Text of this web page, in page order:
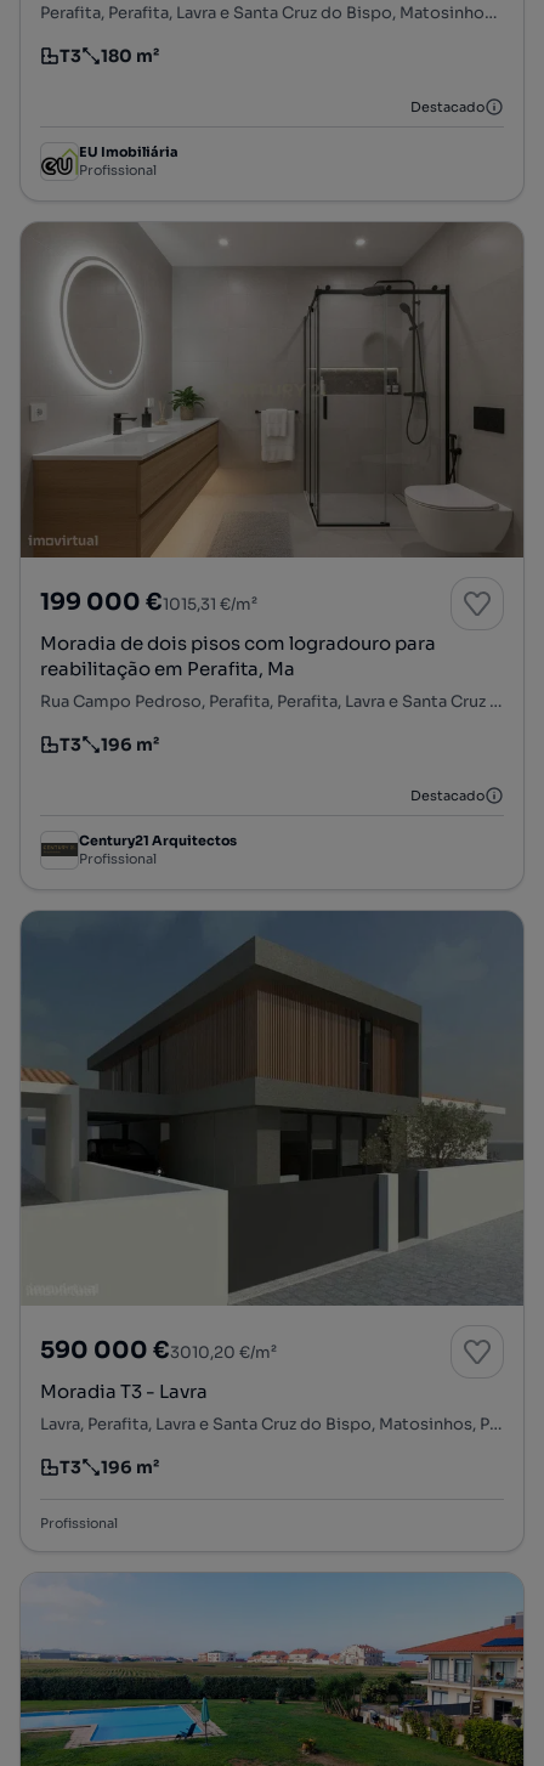
Perafita, Perafita, Lavra e Santa Cruz do Bispo, Matosinhos, Porto
Tipologia
T3
Preço por metro quadrado
180 m²
Destacado
EU Imobiliária
Profissional
199 000 €1015,31 €/m²
Moradia de dois pisos com logradouro para
reabilitação em Perafita, Ma
Rua Campo Pedroso, Perafita, Perafita, Lavra e Santa Cruz do Bispo, Matosinhos, Porto
Tipologia
T3
Preço por metro quadrado
196 m²
Destacado
Century21 Arquitectos
Profissional
590 000 €3010,20 €/m²
Moradia T3 - Lavra
Lavra, Perafita, Lavra e Santa Cruz do Bispo, Matosinhos, Porto
Tipologia
T3
Preço por metro quadrado
196 m²
Profissional